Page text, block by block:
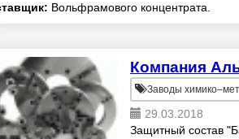
Вольфрамового концентрата.
Компания
Заводы
29.03.2018
Защитный состав